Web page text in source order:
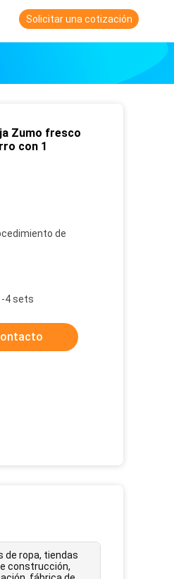
Solicitar una cotización
Zumo fresco
con 1
de
4 sets
de ropa, tiendas
construcción,